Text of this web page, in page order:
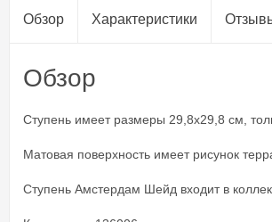
Обзор Характеристики
Обзор
Ступень имеет размеры 29,8x29,8 см,
Матовая поверхность имеет рисунок
Ступень Амстердам Шейд входит в